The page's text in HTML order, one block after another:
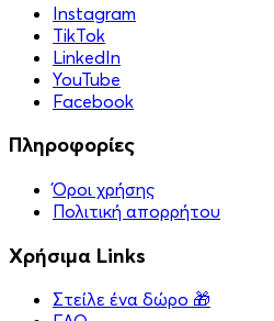
Instagram
TikTok
LinkedIn
YouTube
Facebook
Πληροφορίες
Όροι χρήσης
Πολιτική απορρήτου
Χρήσιμα Links
Στείλε ένα δώρο 🎁